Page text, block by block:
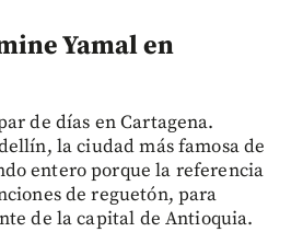
Yamal en
de días en Cartagena.
la ciudad más famosa de
entero porque la referencia
de reguetón, para
de la capital de Antioquia.